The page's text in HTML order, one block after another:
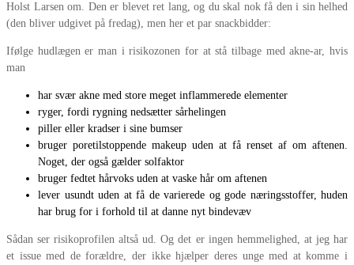
Holst Larsen om. Den er blevet ret lang, og du skal nok få den i sin helhed
(den bliver udgivet på fredag), men her et par snackbidder:
Ifølge hudlægen er man i risikozonen for at stå tilbage med akne-ar, hvis
man
har svær akne med store meget inflammerede elementer
ryger, fordi rygning nedsætter sårhelingen
piller eller kradser i sine bumser
bruger poretilstoppende makeup uden at få renset af om aftenen.
Noget, der også gælder solfaktor
bruger fedtet hårvoks uden at vaske hår om aftenen
lever usundt uden at få de varierede og gode næringsstoffer, huden
har brug for i forhold til at danne nyt bindevæv
Sådan ser risikoprofilen altså ud. Og det er ingen hemmelighed, at jeg har
et issue med de forældre, der ikke hjælper deres unge med at komme i